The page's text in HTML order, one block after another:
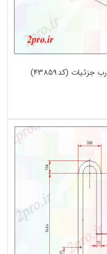
(کد43859)